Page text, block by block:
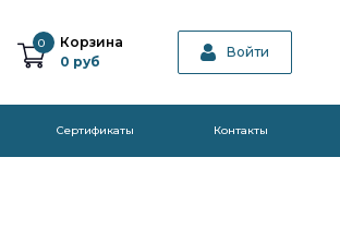
0
Корзина
0 руб
Войти
Cертификаты Контакты